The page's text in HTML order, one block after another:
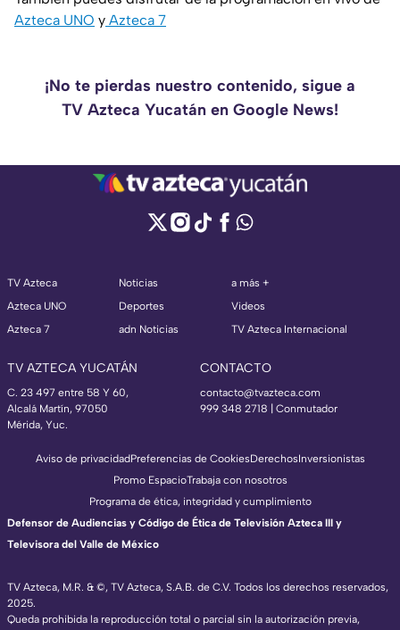
Azteca UNO y Azteca 7
¡No te pierdas nuestro contenido, sigue a
TV Azteca Yucatán en Google News!
TV Azteca
Azteca UNO
Azteca 7
Noticias
Deportes
adn Noticias
a más +
Videos
TV Azteca Internacional
TV AZTECA YUCATÁN
C. 23 497 entre 58 Y 60,
Alcalá Martín, 97050
Mérida, Yuc.
CONTACTO
contacto@tvazteca.com
999 348 2718 | Conmutador
TV Azteca, M.R. & ©, TV Azteca, S.A.B. de C.V. Todos los derechos reservados,
2025.
Queda prohibida la reproducción total o parcial sin la autorización previa,
Aviso de privacidadPreferencias de CookiesDerechosInversionistas
Promo EspacioTrabaja con nosotros
Programa de ética, integridad y cumplimiento
Defensor de Audiencias y Código de Ética de Televisión Azteca III y
Televisora del Valle de México